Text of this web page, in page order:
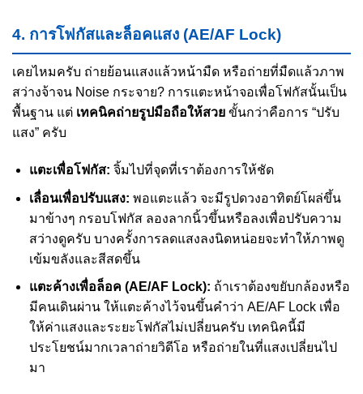
4. การโฟกัสและล็อคแสง (AE/AF Lock)
เคยไหมครับ ถ่ายย้อนแสงแล้วหน้ามืด หรือถ่ายที่มืดแล้วภาพ
สว่างจ้าจน Noise กระจาย? การแตะหน้าจอเพื่อโฟกัสนั้นเป็น
พื้นฐาน แต่ เทคนิคถ่ายรูปมือถือให้สวย ขั้นกว่าคือการ “ปรับ
แสง” ครับ
แตะเพื่อโฟกัส: จิ้มไปที่จุดที่เราต้องการให้ชัด
เลื่อนเพื่อปรับแสง: พอแตะแล้ว จะมีรูปดวงอาทิตย์โผล่ขึ้น
มาข้างๆ กรอบโฟกัส ลองลากนิ้วขึ้นหรือลงเพื่อปรับความ
สว่างดูครับ บางครั้งการลดแสงลงนิดหน่อยจะทำให้ภาพดู
เข้มขลังและสีสดขึ้น
แตะค้างเพื่อล็อค (AE/AF Lock): ถ้าเราต้องขยับกล้องหรือ
มีคนเดินผ่าน ให้แตะค้างไว้จนขึ้นคำว่า AE/AF Lock เพื่อ
ให้ค่าแสงและระยะโฟกัสไม่เปลี่ยนครับ เทคนิคนี้มี
ประโยชน์มากเวลาถ่ายวิดีโอ หรือถ่ายในที่แสงเปลี่ยนไป
มา